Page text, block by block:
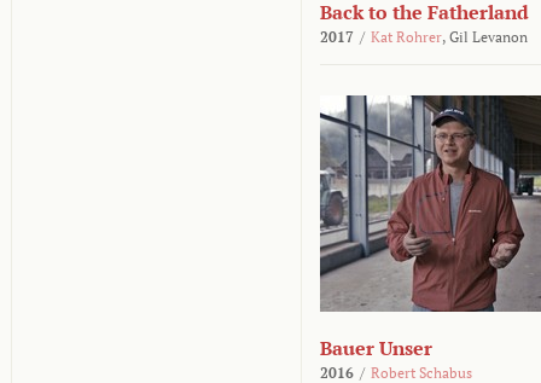
Back to the Fatherland
2017 / Kat Rohrer, Gil Levanon
Bauer Unser
2016 / Robert Schabus